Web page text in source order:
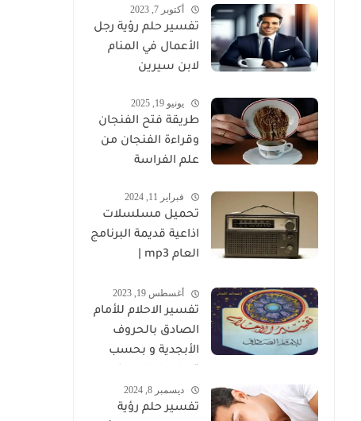
أكتوبر 7, 2023
تفسير حلم رؤية رجل
الأعمال في المنام
لابن سيرين
يونيو 19, 2025
طريقة فتح الفنجان
وقراءة الفنجان من
علم الفراسة
فبراير 11, 2024
تحميل مسلسلات
اذاعية قديمة البرنامج
كاملة برابط واحد
أغسطس 19, 2023
تفسير الاحلام للأمام
الصادق بالحروف
الأبجدية و بحسب
ديسمبر 8, 2024
تفسير حلم رؤية